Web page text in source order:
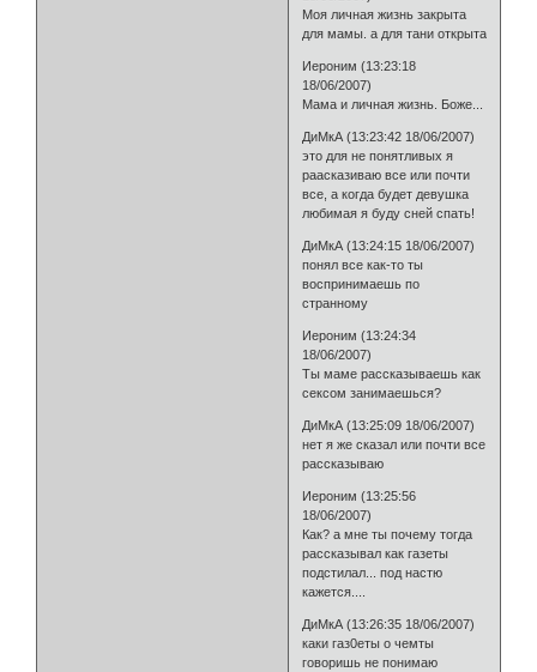
Моя личная жизнь закрыта
для мамы. а для тани открыта
Иероним (13:23:18
18/06/2007)
Мама и личная жизнь. Боже...
ДиМкА (13:23:42 18/06/2007)
это для не понятливых я
раасказиваю все или почти
все, а когда будет девушка
любимая я буду сней спать!
ДиМкА (13:24:15 18/06/2007)
понял все как-то ты
воспринимаешь по
странному
Иероним (13:24:34
18/06/2007)
Ты маме рассказываешь как
сексом занимаешься?
ДиМкА (13:25:09 18/06/2007)
нет я же сказал или почти все
рассказываю
Иероним (13:25:56
18/06/2007)
Как? а мне ты почему тогда
рассказывал как газеты
подстилал... под настю
кажется....
ДиМкА (13:26:35 18/06/2007)
каки газ0еты о чемты
говоришь не понимаю